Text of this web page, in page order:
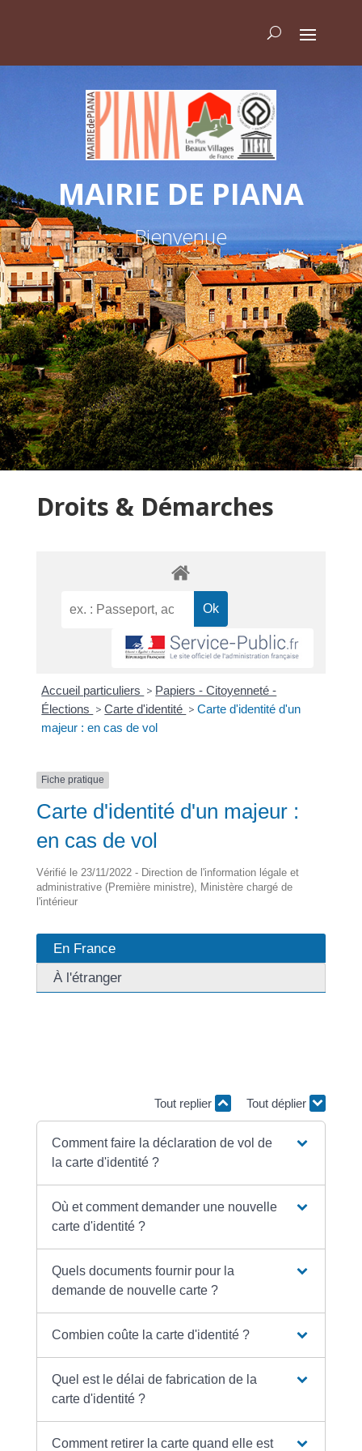
MAIRIE DE PIANA
Bienvenue
Droits & Démarches
Accueil particuliers > Papiers - Citoyenneté -
Élections > Carte d'identité > Carte d'identité d'un
majeur : en cas de vol
Fiche pratique
Carte d'identité d'un majeur :
en cas de vol
Vérifié le 23/11/2022 - Direction de l'information légale et
administrative (Première ministre), Ministère chargé de
l'intérieur
En France
À l'étranger
Tout replier
Tout déplier
Comment faire la déclaration de vol de
la carte d'identité ?
Où et comment demander une nouvelle
carte d'identité ?
Quels documents fournir pour la
demande de nouvelle carte ?
Combien coûte la carte d'identité ?
Quel est le délai de fabrication de la
carte d'identité ?
Comment retirer la carte quand elle est